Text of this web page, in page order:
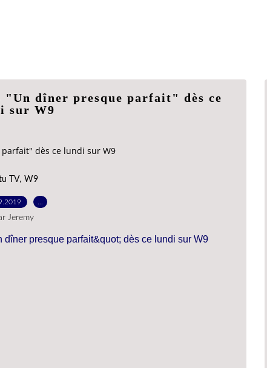
dîner presque parfait" dès ce
sur W9
dès ce lundi sur W9
TV, W9
Jeremy